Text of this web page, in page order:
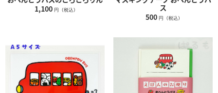
1,100 円（税込）
ス
500 円（税込）